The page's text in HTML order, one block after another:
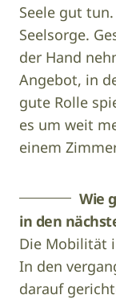
Seele gut
Seelsorge.
der Hand
Angebot, in
gute Rolle
es um weit
einem
Wie
in den
Die Mobilität
In den
darauf